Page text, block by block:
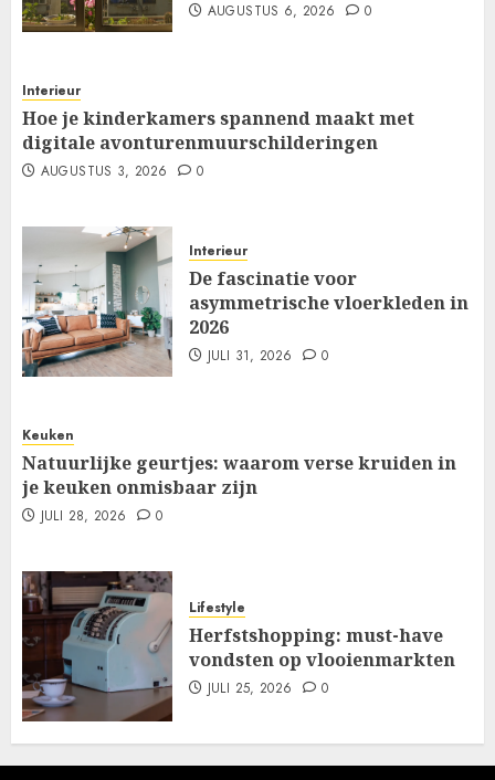
AUGUSTUS 6, 2026 0
Interieur
Hoe je kinderkamers spannend maakt met
digitale avonturenmuurschilderingen
AUGUSTUS 3, 2026 0
Interieur
De fascinatie voor
asymmetrische vloerkleden in
2026
JULI 31, 2026 0
Keuken
Natuurlijke geurtjes: waarom verse kruiden in
je keuken onmisbaar zijn
JULI 28, 2026 0
Lifestyle
Herfstshopping: must-have
vondsten op vlooienmarkten
JULI 25, 2026 0